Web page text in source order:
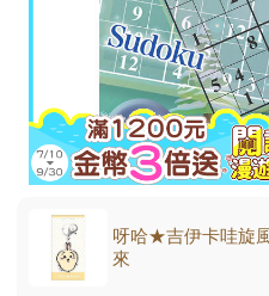
呀哈★吉伊卡哇旋
來